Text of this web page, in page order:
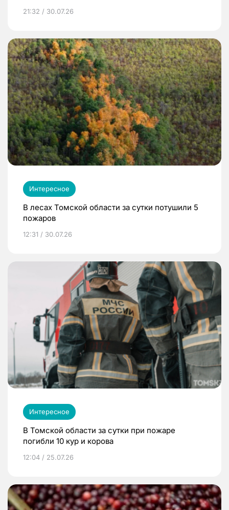
21:32 / 30.07.26
Интересное
В лесах Томской области за сутки потушили 5
пожаров
12:31 / 30.07.26
Интересное
В Томской области за сутки при пожаре
погибли 10 кур и корова
12:04 / 25.07.26